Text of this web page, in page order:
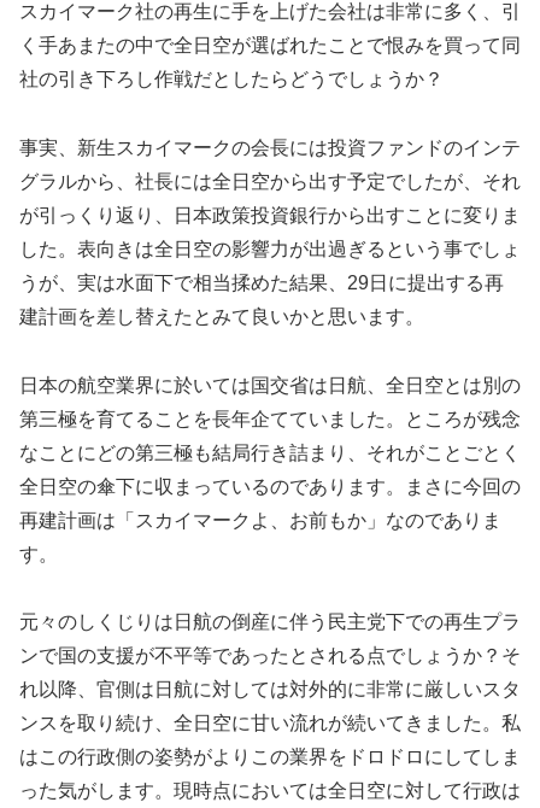
スカイマーク社の再生に手を上げた会社は非常に多く、引
く手あまたの中で全日空が選ばれたことで恨みを買って同
社の引き下ろし作戦だとしたらどうでしょうか？
事実、新生スカイマークの会長には投資ファンドのインテ
グラルから、社長には全日空から出す予定でしたが、それ
が引っくり返り、日本政策投資銀行から出すことに変りま
した。表向きは全日空の影響力が出過ぎるという事でしょ
うが、実は水面下で相当揉めた結果、29日に提出する再
建計画を差し替えたとみて良いかと思います。
日本の航空業界に於いては国交省は日航、全日空とは別の
第三極を育てることを長年企てていました。ところが残念
なことにどの第三極も結局行き詰まり、それがことごとく
全日空の傘下に収まっているのであります。まさに今回の
再建計画は「スカイマークよ、お前もか」なのでありま
す。
元々のしくじりは日航の倒産に伴う民主党下での再生プラ
ンで国の支援が不平等であったとされる点でしょうか？そ
れ以降、官側は日航に対しては対外的に非常に厳しいスタ
ンスを取り続け、全日空に甘い流れが続いてきました。私
はこの行政側の姿勢がよりこの業界をドロドロにしてしま
った気がします。現時点においては全日空に対して行政は